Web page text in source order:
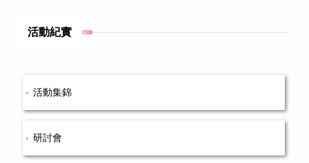
招生消息
課程資訊
活動紀實
活動集錦
研討會